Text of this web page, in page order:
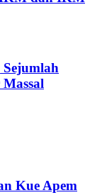
Kue Apem